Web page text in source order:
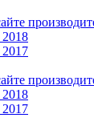
2018
2017
2018
2017